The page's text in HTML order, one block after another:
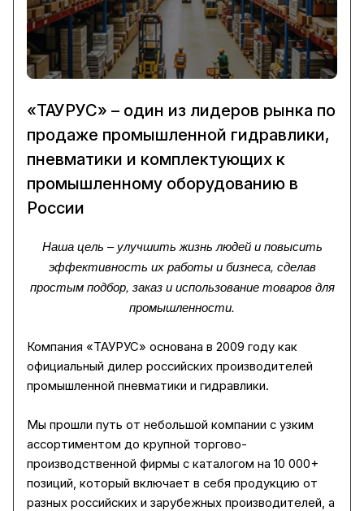
«ТАУРУС» – один из лидеров рынка по
продаже промышленной гидравлики,
пневматики и комплектующих к
промышленному оборудованию в
России
Наша цель –улучшить жизнь людей и повысить
эффективность их работы и бизнеса, сделав
простым подбор, заказ и использование товаров для
промышленности.
Компания «ТАУРУС» основана в 2009 году как
официальный дилер российских производителей
промышленной пневматики и гидравлики.
Мы прошли путь от небольшой компании с узким
ассортиментом до крупной торгово-
производственной фирмы с каталогом на 10 000+
позиций, который включает в себя продукцию от
разных российских и зарубежных производителей, а